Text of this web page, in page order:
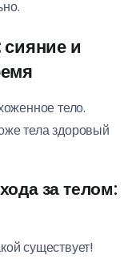
и
тело.
тела здоровый
за телом:
существует!